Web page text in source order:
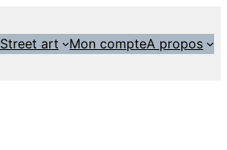
Street art Mon compteA propos